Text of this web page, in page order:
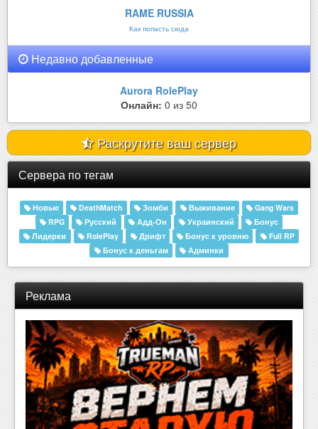
RAME RUSSIA
Как попасть сюда
Недавно добавленные
Aurora RolePlay
Онлайн: 0 из 50
Раскрутите ваш сервер
Сервера по тегам
Новые DeathMatch Зомби Выживание
Gang Wars
RPG
Русский Адд-Он Украинский
Бонус
Лидерки
RolePlay Дрифт Бонус к уровню
Full RP
Бонус к деньгам
Админки
Реклама